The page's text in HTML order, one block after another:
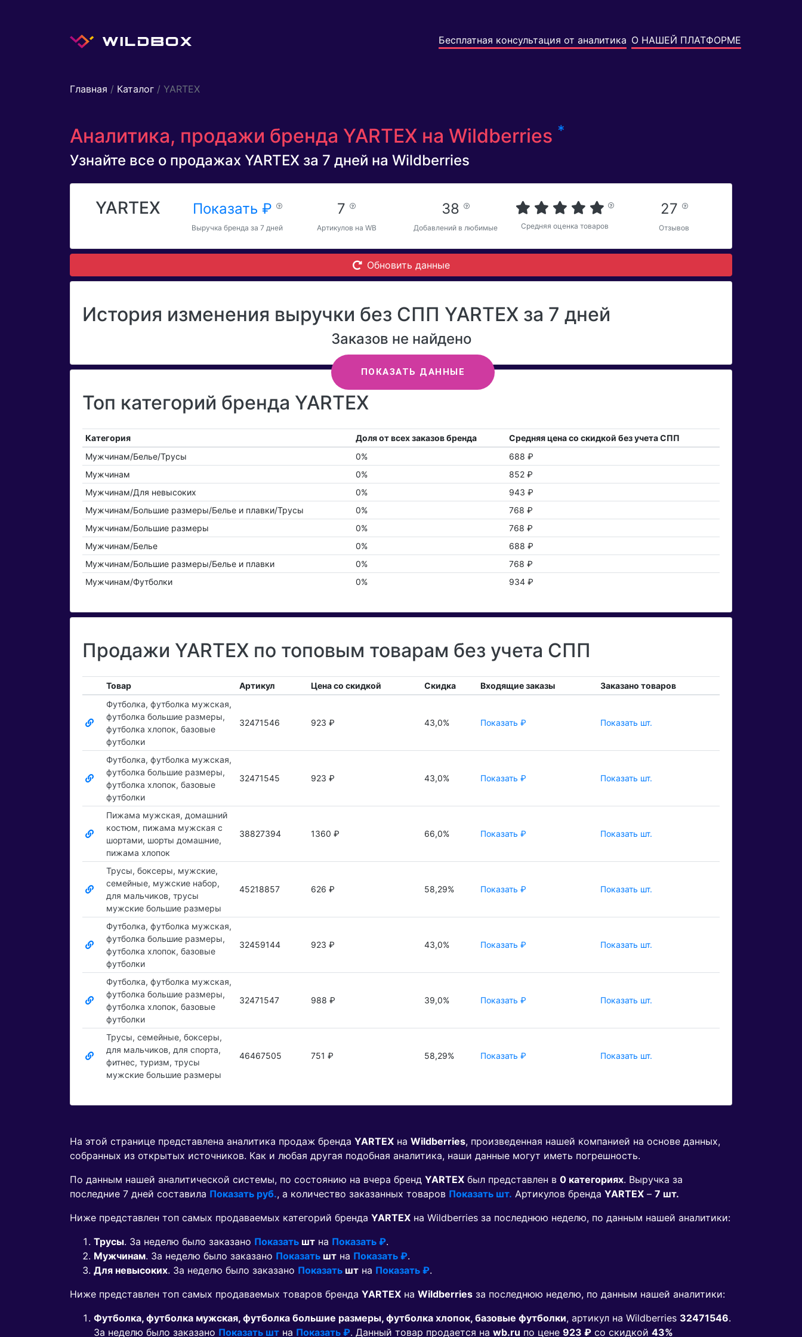
Бесплатная консультация от аналитика О НАШЕЙ ПЛАТФОРМЕ
Главная / Каталог / YARTEX
Аналитика, продажи бренда YARTEX на Wildberries *
Узнайте все о продажах YARTEX за 7 дней на Wildberries
YARTEX Показать ₽
Выручка бренда за 7 дней
7
Артикулов на WB
38
Добавлений в любимые Средняя оценка товаров
27
Отзывов
Обновить данные
История изменения выручки без СПП YARTEX за 7 дней
ПОКАЗАТЬ ДАННЫЕ
Заказов не найдено
Топ категорий бренда YARTEX
Категория Доля от всех заказов бренда
Средняя цена со скидкой без учета СПП
Мужчинам/Белье/Трусы
0%
688 ₽
Мужчинам
0%
852 ₽
Мужчинам/Для невысоких
0%
943 ₽
Мужчинам/Большие размеры/Белье и плавки/Трусы
0%
768 ₽
Мужчинам/Большие размеры
0%
768 ₽
Мужчинам/Белье
0%
688 ₽
Мужчинам/Большие размеры/Белье и плавки
0%
768 ₽
Мужчинам/Футболки
0% 934 ₽
Продажи YARTEX по топовым товарам без учета СПП
Товар Артикул Цена со скидкой Скидка Входящие заказы
Заказано товаров
Футболка, футболка мужская,
футболка большие размеры,
футболка хлопок, базовые
футболки
32471546 923 ₽ 43,0% Показать ₽ Показать шт.
Футболка, футболка мужская,
футболка большие размеры,
футболка хлопок, базовые
футболки
32471545 923 ₽ 43,0% Показать ₽ Показать шт.
Пижама мужская, домашний
костюм, пижама мужская с
шортами, шорты домашние,
пижама хлопок
38827394 1360 ₽ 66,0% Показать ₽ Показать шт.
Трусы, боксеры, мужские,
семейные, мужские набор,
для мальчиков, трусы
мужские большие размеры
45218857 626 ₽ 58,29% Показать ₽ Показать шт.
Футболка, футболка мужская,
футболка большие размеры,
футболка хлопок, базовые
футболки
32459144 923 ₽ 43,0% Показать ₽ Показать шт.
Футболка, футболка мужская,
футболка большие размеры,
футболка хлопок, базовые
футболки
32471547 988 ₽ 39,0% Показать ₽ Показать шт.
Трусы, семейные, боксеры,
для мальчиков, для спорта,
фитнес, туризм, трусы
мужские большие размеры
46467505 751 ₽ 58,29% Показать ₽ Показать шт.
На этой странице представлена аналитика продаж бренда YARTEX на Wildberries, произведенная нашей компанией на основе данных,
собранных из открытых источников. Как и любая другая подобная аналитика, наши данные могут иметь погрешность.
По данным нашей аналитической системы, по состоянию на вчера бренд YARTEX был представлен в 0 категориях. Выручка за
последние 7 дней составила Показать руб., а количество заказанных товаров Показать шт. Артикулов бренда YARTEX – 7 шт.
Ниже представлен топ самых продаваемых категорий бренда YARTEX на Wildberries за последнюю неделю, по данным нашей аналитики:
Трусы. За неделю было заказано Показать шт на Показать ₽.
Мужчинам. За неделю было заказано Показать шт на Показать ₽.
Для невысоких. За неделю было заказано Показать шт на Показать ₽.
Ниже представлен топ самых продаваемых товаров бренда YARTEX на Wildberries за последнюю неделю, по данным нашей аналитики:
Футболка, футболка мужская, футболка большие размеры, футболка хлопок, базовые футболки, артикул на Wildberries 32471546.
За неделю было заказано Показать шт на Показать ₽. Данный товар продается на wb.ru по цене 923 ₽ co скидкой 43%